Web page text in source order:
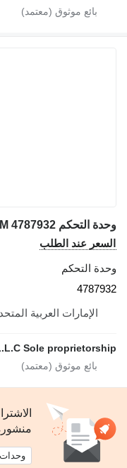
السعر عند الطلب
وحدة التحكم
4787932
الإمارات العربية
وحدات